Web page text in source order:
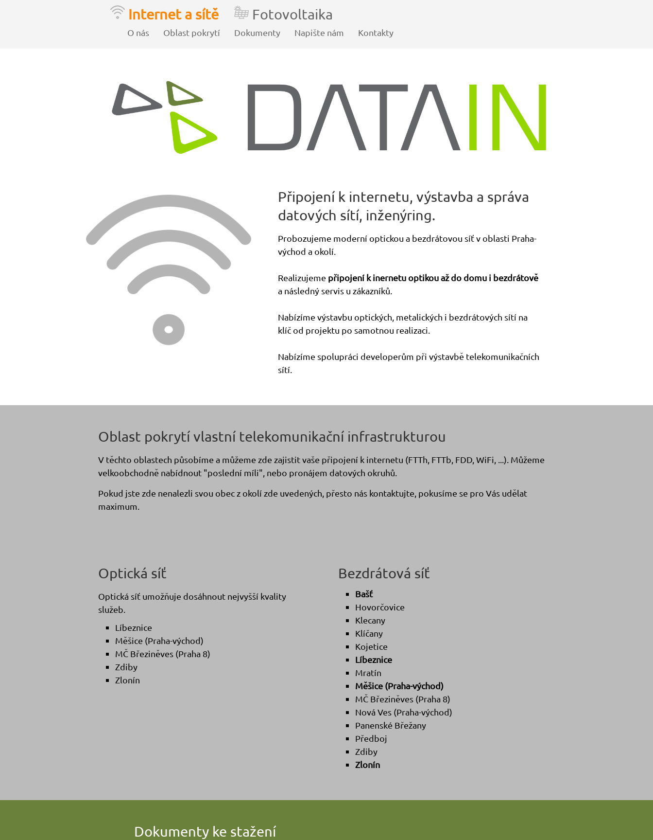
Připojení k internetu, výstavba a správa
datových sítí, inženýring.
Probozujeme moderní optickou a bezdrátovou síť v oblasti Praha-
východ a okolí.
Realizujeme připojení k inernetu optikou až do domu i bezdrátově
a následný servis u zákazníků.
Nabízíme výstavbu optických, metalických i bezdrátových sítí na
klíč od projektu po samotnou realizaci.
Nabízíme spolupráci developerům při výstavbě telekomunikačních
sítí.
Oblast pokrytí vlastní telekomunikační infrastrukturou
V těchto oblastech působíme a můžeme zde zajistit vaše připojení k internetu (FTTh, FTTb, FDD, WiFi, ...). Můžeme
velkoobchodně nabídnout "poslední míli", nebo pronájem datových okruhů.
Pokud jste zde nenalezli svou obec z okolí zde uvedených, přesto nás kontaktujte, pokusíme se pro Vás udělat
maximum.
Optická síť
Optická síť umožňuje dosáhnout nejvyšší kvality
služeb.
Líbeznice
Měšice (Praha-východ)
MČ Březiněves (Praha 8)
Zdiby
Zlonín
Bezdrátová síť
Bašť
Hovorčovice
Klecany
Klíčany
Kojetice
Líbeznice
Mratín
Měšice (Praha-východ)
MČ Březiněves (Praha 8)
Nová Ves (Praha-východ)
Panenské Břežany
Předboj
Zdiby
Zlonín
Dokumenty ke stažení
Internet a sítě Fotovoltaika
O nás Oblast pokrytí Dokumenty Napište nám Kontakty